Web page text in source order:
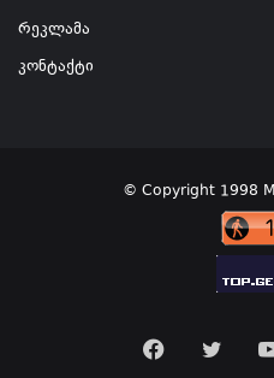
რეკლამა
კონტაქტი
© Copyright 1998
Facebook